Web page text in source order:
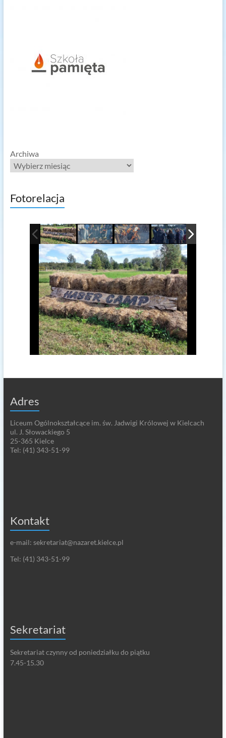
Archiwa
Fotorelacja
Adres
Liceum Ogólnokształcące im. św. Jadwigi Królowej w Kielcach
ul. J. Słowackiego 5
25-365 Kielce
Tel: (41) 343-51-99
Kontakt
e-mail: sekretariat@nazaret.kielce.pl
Tel: (41) 343-51-99
Sekretariat
Sekretariat czynnyod poniedziałku do piątku
7.45-15.30